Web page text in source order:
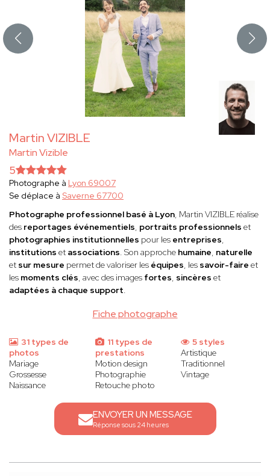
Martin VIZIBLE
Martin Vizible
Fiche photographe
5
Photographe à Lyon 69007
Se déplace à Saverne 67700
Photographe professionnel basé à Lyon, Martin VIZIBLE réalise
des reportages événementiels, portraits professionnels et
photographies institutionnelles pour les entreprises,
institutions et associations. Son approche humaine, naturelle
et sur mesure permet de valoriser les équipes, les savoir-faire et
les moments clés, avec des images fortes, sincères et
adaptées à chaque support.
31 types de
photos
Mariage
Grossesse
Naissance
11 types de
prestations
Motion design
Photographie
Retouche photo
5 styles
Artistique
Traditionnel
Vintage
ENVOYER UN MESSAGE
Réponse sous 24 heures